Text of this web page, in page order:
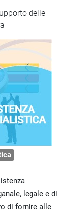
delle
legale e di
di fornire alle